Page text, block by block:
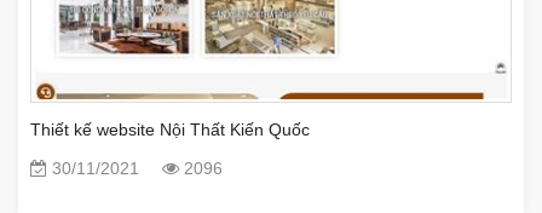
Thiết kế website Nội Thất Kiến Quốc
30/11/2021
2096